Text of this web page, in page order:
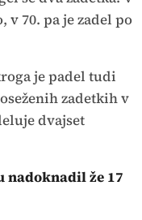
v 70. pa je zadel po
je padel tudi
zadetkih v
dvajset
nadoknadil že 17